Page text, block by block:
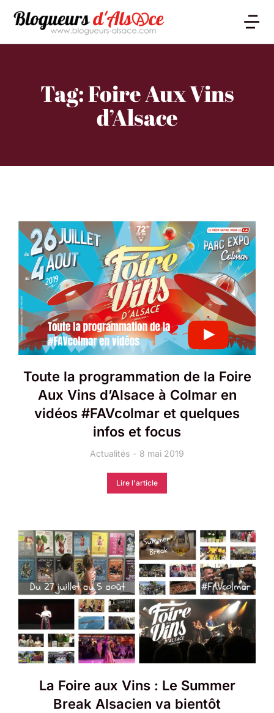
Tag: Foire Aux Vins
d’Alsace
Toute la programmation de la Foire
Aux Vins d’Alsace à Colmar en
vidéos #FAVcolmar et quelques
infos et focus
Actualités 8 mai 2019
Lire l'article
La Foire aux Vins : Le Summer
Break Alsacien va bientôt